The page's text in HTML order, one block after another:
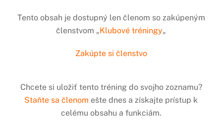
Tento obsah je dostupný len členom so zakúpeným
členstvom „Klubové tréningy„
Zakúpte si členstvo
Chcete si uložiť tento tréning do svojho zoznamu?
Staňte sa členom ešte dnes a získajte prístup k
celému obsahu a funkciám.